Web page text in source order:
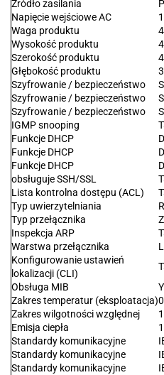
Źródło zasilania
Napięcie wejściowe AC
Waga produktu
Wysokość produktu
Szerokość produktu
Głębokość produktu
Szyfrowanie / bezpieczeństwo
Szyfrowanie / bezpieczeństwo
Szyfrowanie / bezpieczeństwo
IGMP snooping
Funkcje DHCP
Funkcje DHCP
Funkcje DHCP
obsługuje SSH/SSL
Lista kontrolna dostępu (ACL)
Typ uwierzytelniania
Typ przełącznika
Inspekcja ARP
Warstwa przełącznika
Konfigurowanie ustawień
lokalizacji (CLI)
Obsługa MIB
Y
Zakres temperatur (eksploatacja)
Zakres wilgotności względnej
Emisja ciepła
Standardy komunikacyjne
Standardy komunikacyjne
Standardy komunikacyjne